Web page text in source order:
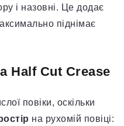
і назовні. Це додає
піднімає
Half Cut Crease
повіки, оскільки
на рухомій повіці: